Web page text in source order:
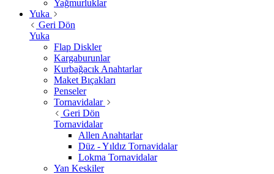
Yağmurluklar
Yuka
Geri Dön
Yuka
Flap Diskler
Kargaburunlar
Kurbağacık Anahtarlar
Maket Bıçakları
Penseler
Tornavidalar
Geri Dön
Tornavidalar
Allen Anahtarlar
Düz - Yıldız Tornavidalar
Lokma Tornavidalar
Yan Keskiler